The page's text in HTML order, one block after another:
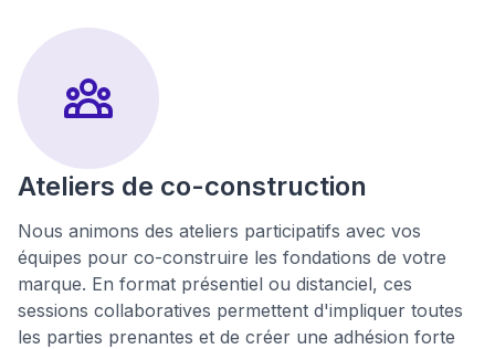
Ateliers de co-construction
Nous animons des ateliers participatifs avec vos
équipes pour co-construire les fondations de votre
marque. En format présentiel ou distanciel, ces
sessions collaboratives permettent d'impliquer toutes
les parties prenantes et de créer une adhésion forte